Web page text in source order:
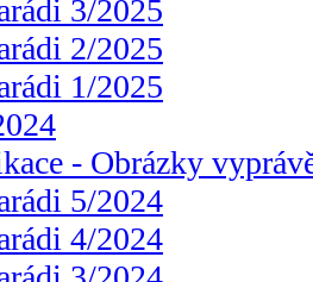
3/2025
2/2025
1/2025
- Obrázky
5/2024
4/2024